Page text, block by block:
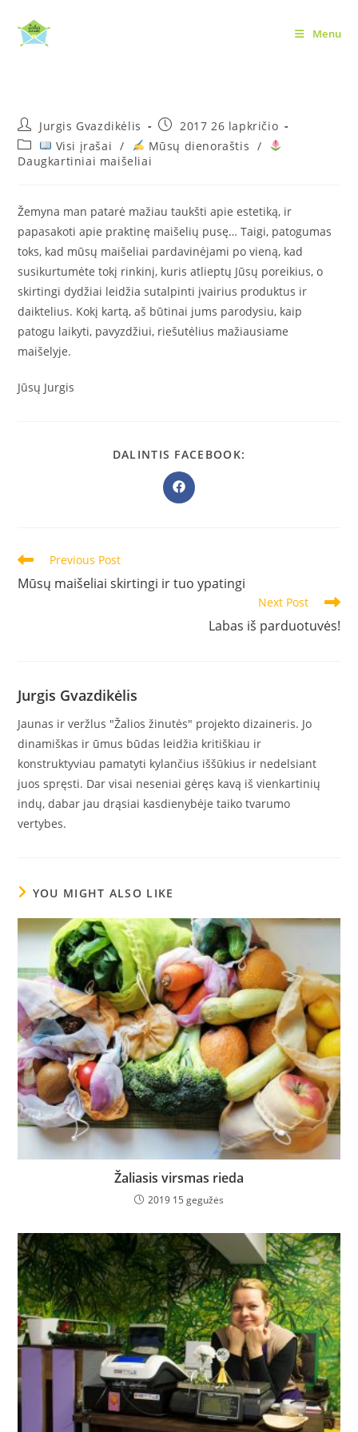
content
Menu
Post
author:
Jurgis Gvazdikėlis
Post
published:
2017 26 lapkričio
Post
category:
Visi įrašai / Mūsų dienoraštis /
Daugkartiniai maišeliai
Žemyna man patarė mažiau taukšti apie estetiką, ir
papasakoti apie praktinę maišelių pusę… Taigi, patogumas
toks, kad mūsų maišeliai pardavinėjami po vieną, kad
susikurtumėte tokį rinkinį, kuris atlieptų Jūsų poreikius, o
skirtingi dydžiai leidžia sutalpinti įvairius produktus ir
daiktelius. Kokį kartą, aš būtinai jums parodysiu, kaip
patogu laikyti, pavyzdžiui, riešutėlius mažiausiame
maišelyje.
Jūsų Jurgis
DALINTIS FACEBOOK:
Opens
in
Read
articles
Previous Post
Mūsų maišeliai skirtingi ir tuo ypatingi
Next Post
Labas iš parduotuvės!
Jurgis Gvazdikėlis
Jaunas ir veržlus "Žalios žinutės" projekto dizaineris. Jo
dinamiškas ir ūmus būdas leidžia kritiškiau ir
konstruktyviau pamatyti kylančius iššūkius ir nedelsiant
juos spręsti. Dar visai neseniai gėręs kavą iš vienkartinių
indų, dabar jau drąsiai kasdienybėje taiko tvarumo
vertybes.
YOU MIGHT ALSO LIKE
Žaliasis virsmas rieda
2019 15 gegužės